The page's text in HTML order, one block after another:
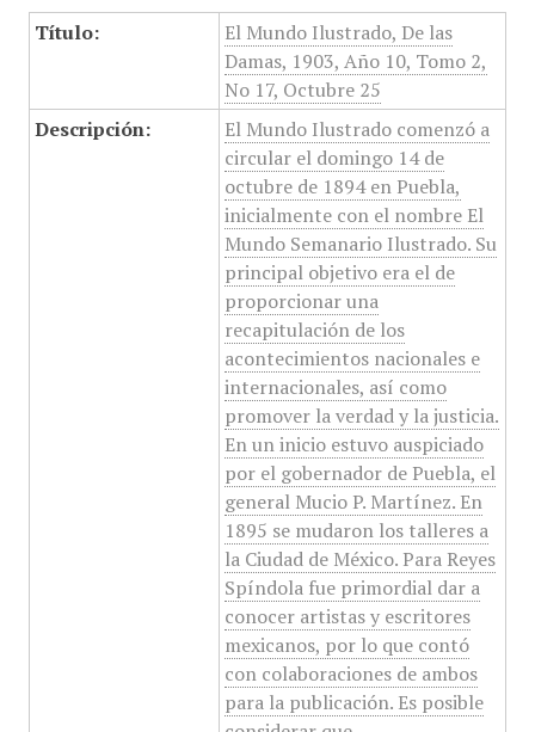
Título:
El Mundo Ilustrado, De las
Damas, 1903, Año 10, Tomo 2,
No 17, Octubre 25
Descripción:
El Mundo Ilustrado comenzó a
circular el domingo 14 de
octubre de 1894 en Puebla,
inicialmente con el nombre El
Mundo Semanario Ilustrado. Su
principal objetivo era el de
proporcionar una
recapitulación de los
acontecimientos nacionales e
internacionales, así como
promover la verdad y la justicia.
En un inicio estuvo auspiciado
por el gobernador de Puebla, el
general Mucio P. Martínez. En
1895 se mudaron los talleres a
la Ciudad de México. Para Reyes
Spíndola fue primordial dar a
conocer artistas y escritores
mexicanos, por lo que contó
con colaboraciones de ambos
para la publicación. Es posible